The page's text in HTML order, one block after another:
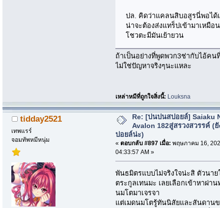
ปล. คิดว่าแคลนสิบอสูรนี่พอได้
น่าจะต้องส่งแทร็ปเข้ามาเหมื
โชวตะมีมันเย้ายวน
ถ้าเป็นอย่างที่พูดพวก3ช่ากับไอ้ค
ไม่ใช่ปัญหาจริงๆนะแหละ
เหล่าหมีที่ถูกใจสิ่งนี้: Louksna
tidday2521
เทพแรร์
จอมทัพหมีหนุ่ม
Re: [บ่นปนสปอยล์] Saiaku
Avalon 182สู่สรวงสวรรค์ (ยั
ปอยล์น่ะ)
« ตอบกลับ #897 เมื่อ: พฤษภาคม 16,
04:33:57 AM »
พันธมิตรแบบไม่จริงใจน่ะสิ ตัวนา
ตระกูลเทนมะ เลยเลือกเข้าหาผ่า
นมโตมาเจรจา
แต่เมดนมโตรู้ทันนิสัยและสันดาน